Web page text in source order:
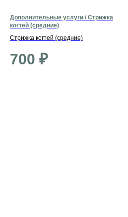
Дополнительные услуги / Стрижка
когтей (средние)
Стрижка когтей (средние)
700 ₽